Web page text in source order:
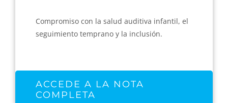
Compromiso con la salud auditiva infantil, el
seguimiento temprano y la inclusión.
ACCEDE A LA NOTA
COMPLETA